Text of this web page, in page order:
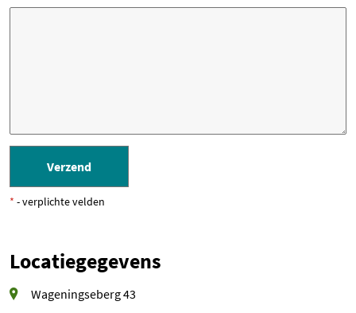
* - verplichte velden
Locatiegegevens
Wageningseberg 43